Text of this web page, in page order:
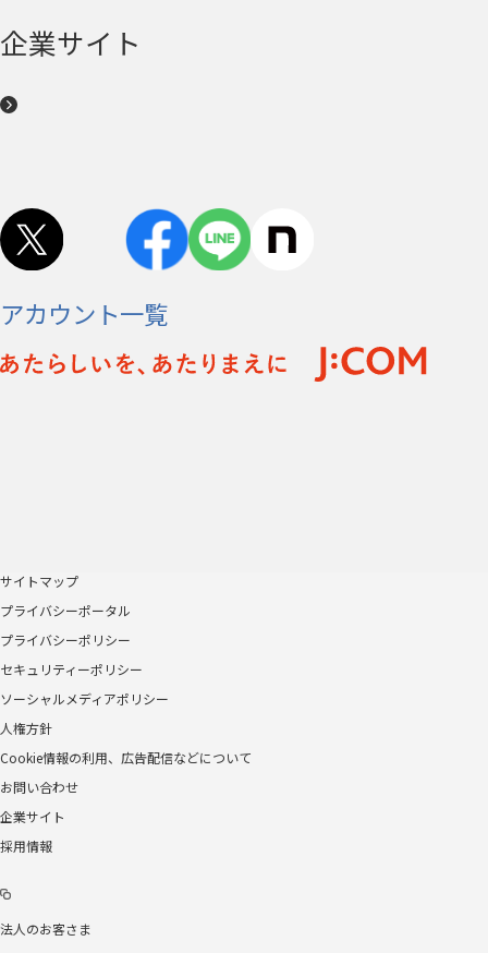
企業サイト
アカウント一覧
サイトマップ
プライバシーポータル
プライバシーポリシー
セキュリティーポリシー
ソーシャルメディアポリシー
人権方針
Cookie情報の利用、広告配信などについて
お問い合わせ
企業サイト
採用情報
法人のお客さま